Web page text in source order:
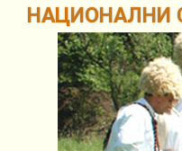
НАЦИОНАЛНИ